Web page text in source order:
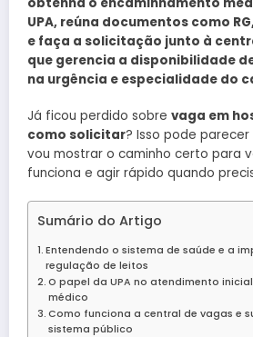
UPA, reúna documentos como
e faça a solicitação junto à
que gerencia a disponibilidade
na urgência e especialidade do
Já ficou perdido sobre vaga em
como solicitar? Isso pode
vou mostrar o caminho certo para
funciona e agir rápido quando
Sumário do Artigo
Entendendo o sistema de saúde e a
regulação de leitos
O papel da UPA no atendimento
médico
Como funciona a central de vagas e
sistema público